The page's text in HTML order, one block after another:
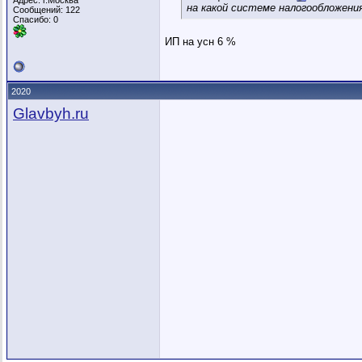
Сообщений: 122
Спасибо: 0
на какой системе
ИП на усн 6 %
2020
Glavbyh.ru